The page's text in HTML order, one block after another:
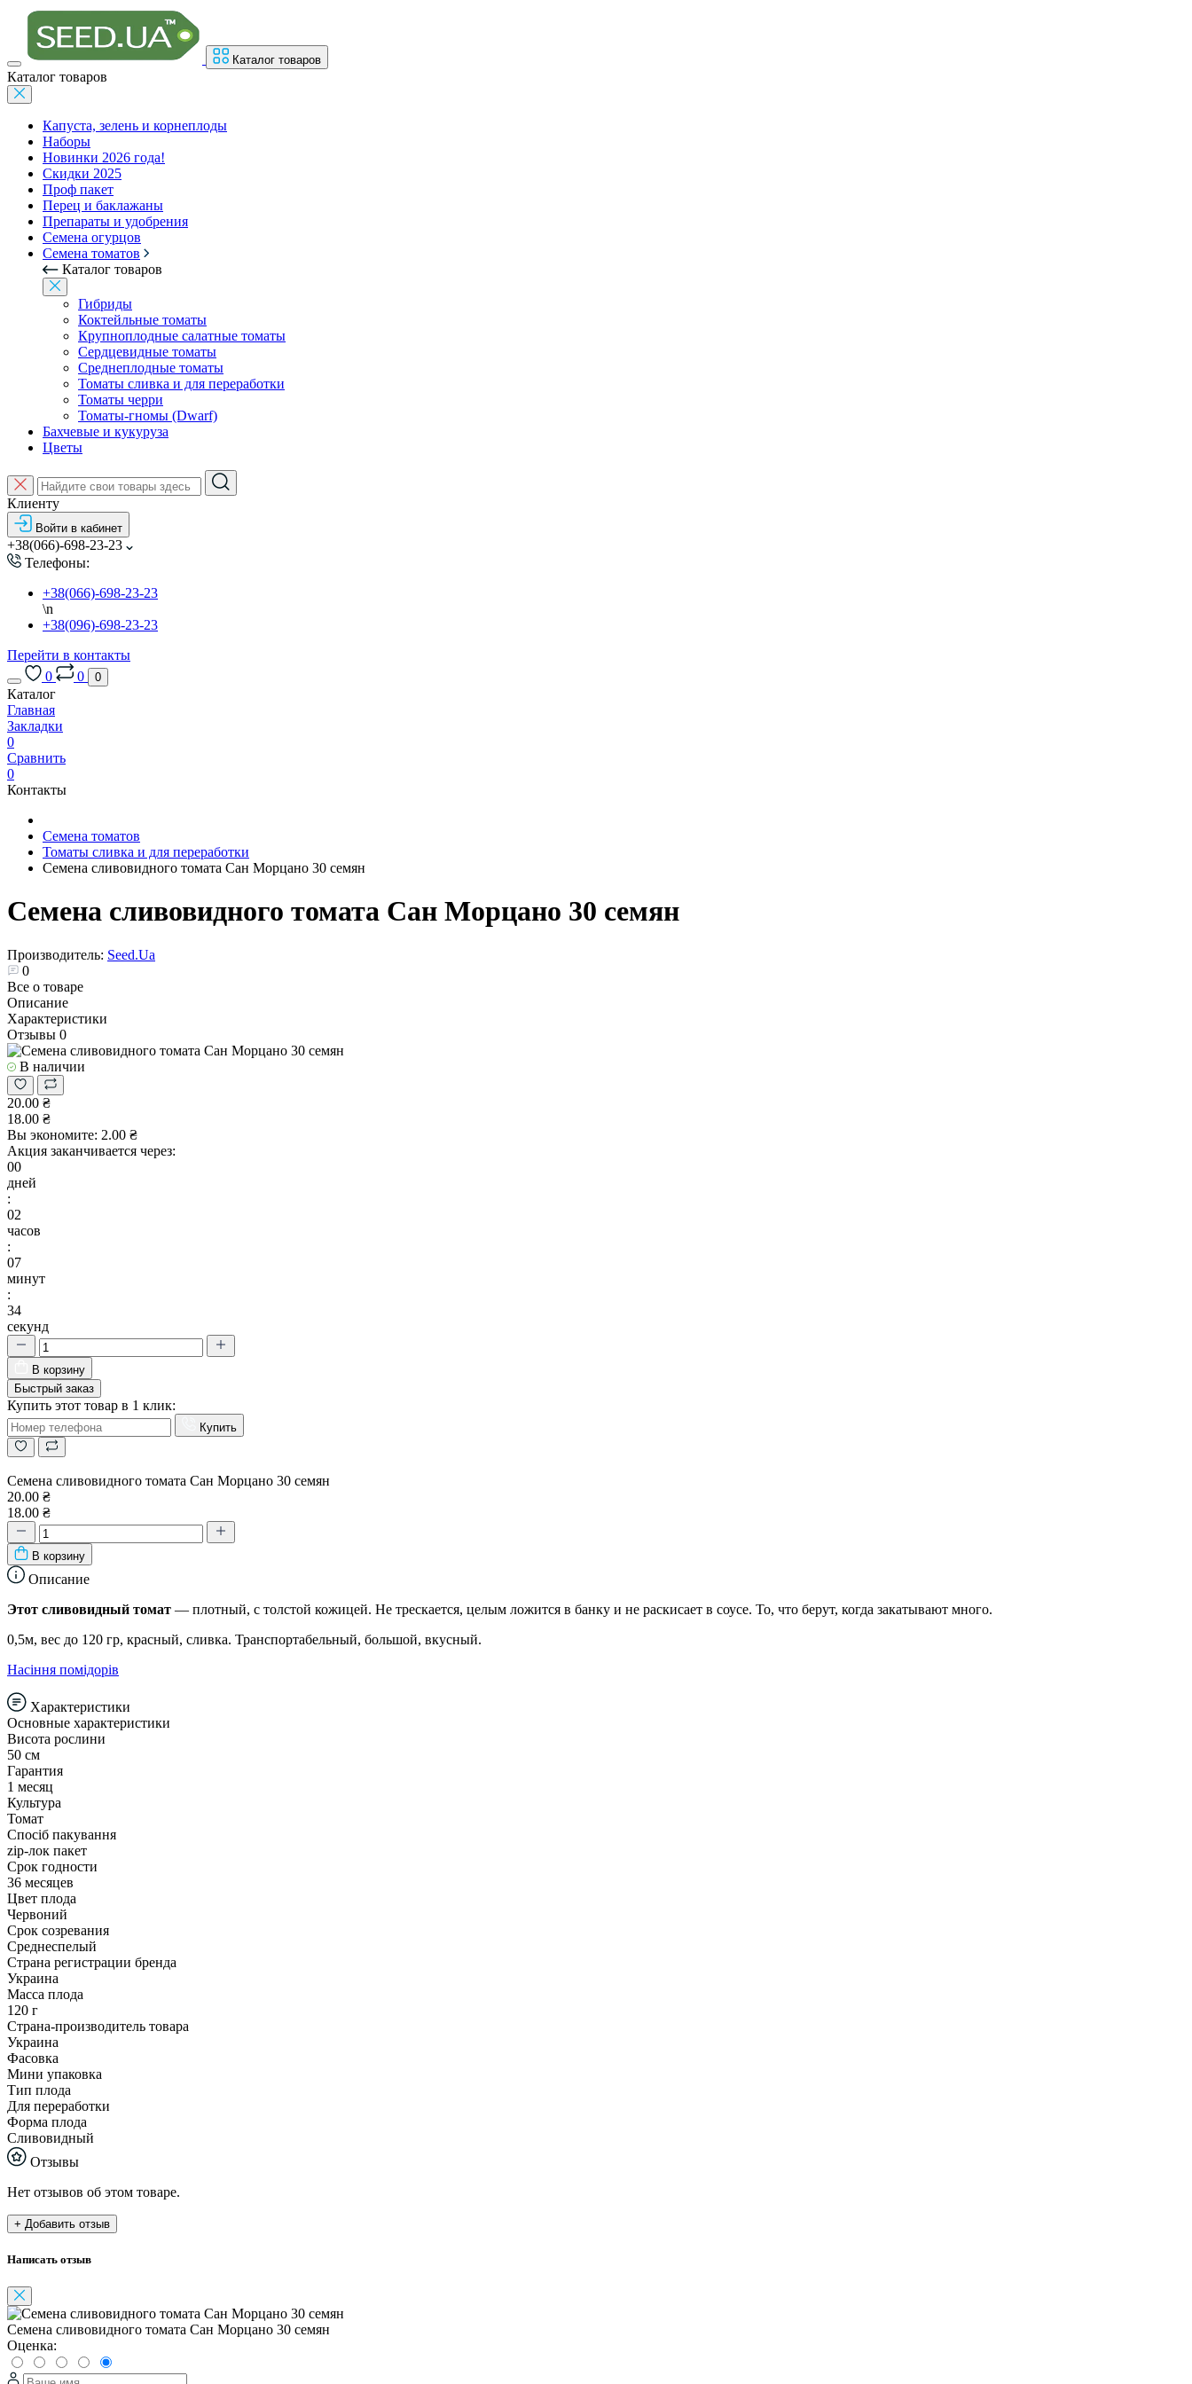
Каталог товаров
Каталог товаров
Капуста, зелень и корнеплоды
Наборы
Новинки 2026 года!
Скидки 2025
Проф пакет
Перец и баклажаны
Препараты и удобрения
Семена огурцов
Семена томатов
Каталог товаров
Гибриды
Коктейльные томаты
Крупноплодные салатные томаты
Сердцевидные томаты
Среднеплодные томаты
Томаты сливка и для переработки
Томаты черри
Томаты-гномы (Dwarf)
Бахчевые и кукуруза
Цветы
Клиенту
Войти в кабинет
+38(066)-698-23-23
Телефоны:
+38(066)-698-23-23
\n
+38(096)-698-23-23
Перейти в контакты
0
0 0
Каталог
Главная
Закладки
0
Сравнить
0
Контакты
Семена томатов
Томаты сливка и для переработки
Семена сливовидного томата Сан Морцано 30 семян
Семена сливовидного томата Сан Морцано 30 семян
Производитель: Seed.Ua
0
Все о товаре
Описание
Характеристики
Отзывы 0
В наличии
20.00 ₴
18.00 ₴
Вы экономите: 2.00 ₴
Акция заканчивается через:
00
дней
:
02
часов
:
07
минут
:
33
секунд
В корзину
Быстрый заказ
Купить этот товар в 1 клик:
Купить
Семена сливовидного томата Сан Морцано 30 семян
20.00 ₴
18.00 ₴
В корзину
Описание
Этот сливовидный томат — плотный, с толстой кожицей. Не трескается, целым ложится в банку и не раскисает в соусе. То, что берут, когда закатывают много.
0,5м, вес до 120 гр, красный, сливка. Транспортабельный, большой, вкусный.
Насіння помідорів
Характеристики
Основные характеристики
Висота рослини
50 см
Гарантия
1 месяц
Культура
Томат
Спосіб пакування
zip-лок пакет
Срок годности
36 месяцев
Цвет плода
Червоний
Срок созревания
Среднеспелый
Страна регистрации бренда
Украина
Масса плода
120 г
Страна-производитель товара
Украина
Фасовка
Мини упаковка
Тип плода
Для переработки
Форма плода
Сливовидный
Отзывы
Нет отзывов об этом товаре.
+ Добавить отзыв
Написать отзыв
Семена сливовидного томата Сан Морцано 30 семян
Оценка: